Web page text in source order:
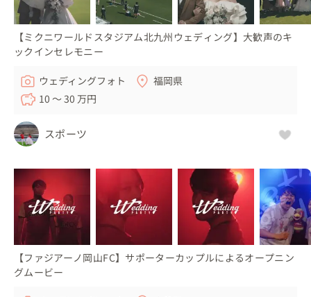
となりました😊
▽メッセージ
選ばれた曲もおふたりにぴったりで、とても素敵でした。
おふたりらしさを映像に込めてお届けいたします。
おふたりの好みやキャラクター、好きな曲やアイテムなど
を教えていただけると、映像のアイデアが広がります。
😊
【ミクニワールドスタジアム北九州ウェディング】大歓声のキ
ックインセレモニー
ウェディングフォト
福岡県
10 〜 30 万円
スポーツ
【ファジアーノ岡山FC】サポーターカップルによるオープニン
グムービー